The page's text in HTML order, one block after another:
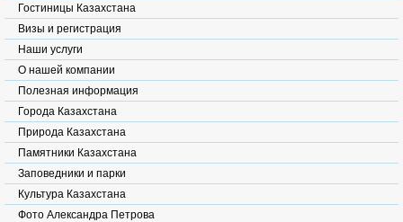
Гостиницы Казахстана
Визы и регистрация
Наши услуги
О нашей компании
Полезная информация
Города Казахстана
Природа Казахстана
Памятники Казахстана
Заповедники и парки
Культура Казахстана
Фото Александра Петрова